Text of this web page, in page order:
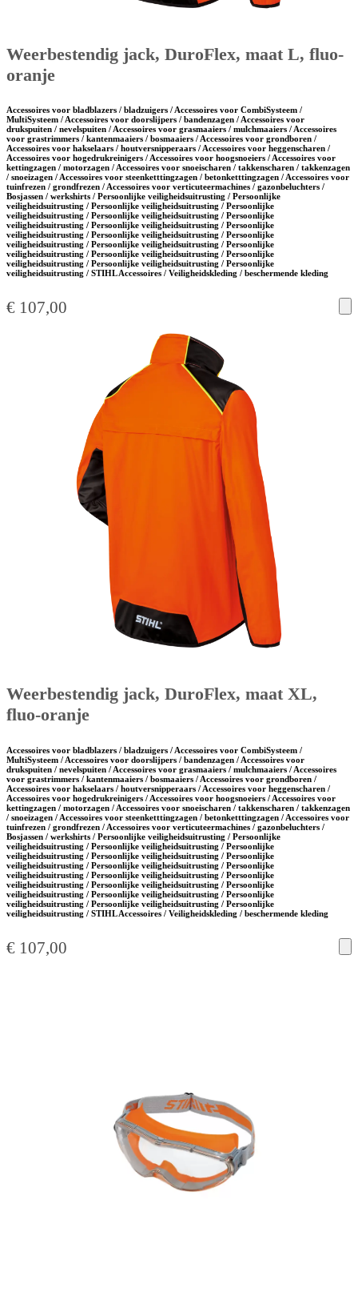
Weerbestendig jack, DuroFlex, maat L, fluo-
oranje
Accessoires voor bladblazers / bladzuigers / Accessoires voor CombiSysteem /
MultiSysteem / Accessoires voor doorslijpers / bandenzagen / Accessoires voor
drukspuiten / nevelspuiten / Accessoires voor grasmaaiers / mulchmaaiers / Accessoires
voor grastrimmers / kantenmaaiers / bosmaaiers / Accessoires voor grondboren /
Accessoires voor hakselaars / houtversnipperaars / Accessoires voor heggenscharen /
Accessoires voor hogedrukreinigers / Accessoires voor hoogsnoeiers / Accessoires voor
kettingzagen / motorzagen / Accessoires voor snoeischaren / takkenscharen / takkenzagen
/ snoeizagen / Accessoires voor steenketttingzagen / betonketttingzagen / Accessoires voor
tuinfrezen / grondfrezen / Accessoires voor verticuteermachines / gazonbeluchters /
Bosjassen / werkshirts / Persoonlijke veiligheidsuitrusting / Persoonlijke
veiligheidsuitrusting / Persoonlijke veiligheidsuitrusting / Persoonlijke
veiligheidsuitrusting / Persoonlijke veiligheidsuitrusting / Persoonlijke
veiligheidsuitrusting / Persoonlijke veiligheidsuitrusting / Persoonlijke
veiligheidsuitrusting / Persoonlijke veiligheidsuitrusting / Persoonlijke
veiligheidsuitrusting / Persoonlijke veiligheidsuitrusting / Persoonlijke
veiligheidsuitrusting / Persoonlijke veiligheidsuitrusting / Persoonlijke
veiligheidsuitrusting / Persoonlijke veiligheidsuitrusting / Persoonlijke
veiligheidsuitrusting / STIHL Accessoires / Veiligheidskleding / beschermende kleding
€ 107,00
Weerbestendig jack, DuroFlex, maat XL,
fluo-oranje
Accessoires voor bladblazers / bladzuigers / Accessoires voor CombiSysteem /
MultiSysteem / Accessoires voor doorslijpers / bandenzagen / Accessoires voor
drukspuiten / nevelspuiten / Accessoires voor grasmaaiers / mulchmaaiers / Accessoires
voor grastrimmers / kantenmaaiers / bosmaaiers / Accessoires voor grondboren /
Accessoires voor hakselaars / houtversnipperaars / Accessoires voor heggenscharen /
Accessoires voor hogedrukreinigers / Accessoires voor hoogsnoeiers / Accessoires voor
kettingzagen / motorzagen / Accessoires voor snoeischaren / takkenscharen / takkenzagen
/ snoeizagen / Accessoires voor steenketttingzagen / betonketttingzagen / Accessoires voor
tuinfrezen / grondfrezen / Accessoires voor verticuteermachines / gazonbeluchters /
Bosjassen / werkshirts / Persoonlijke veiligheidsuitrusting / Persoonlijke
veiligheidsuitrusting / Persoonlijke veiligheidsuitrusting / Persoonlijke
veiligheidsuitrusting / Persoonlijke veiligheidsuitrusting / Persoonlijke
veiligheidsuitrusting / Persoonlijke veiligheidsuitrusting / Persoonlijke
veiligheidsuitrusting / Persoonlijke veiligheidsuitrusting / Persoonlijke
veiligheidsuitrusting / Persoonlijke veiligheidsuitrusting / Persoonlijke
veiligheidsuitrusting / Persoonlijke veiligheidsuitrusting / Persoonlijke
veiligheidsuitrusting / Persoonlijke veiligheidsuitrusting / Persoonlijke
veiligheidsuitrusting / STIHL Accessoires / Veiligheidskleding / beschermende kleding
€ 107,00